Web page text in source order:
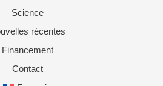
Science
récentes
Financement
Contact